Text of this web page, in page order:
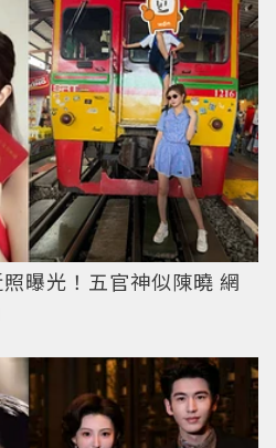
曝光！五官神似陳曉 網